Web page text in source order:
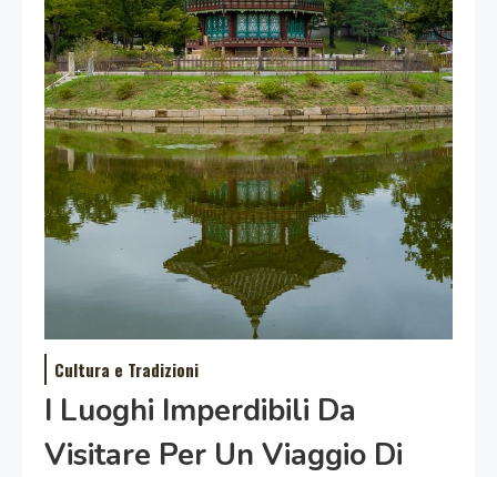
Cultura e Tradizioni
I Luoghi Imperdibili Da
Visitare Per Un Viaggio Di